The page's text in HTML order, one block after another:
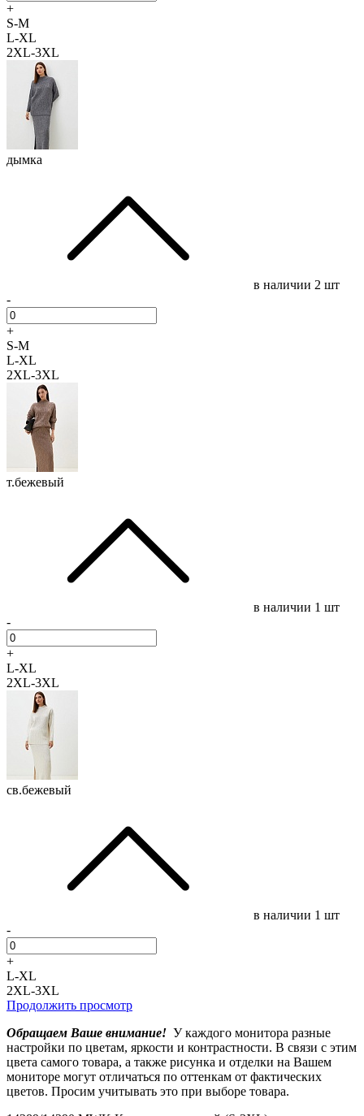
+
S-M
L-XL
2XL-3XL
дымка
в наличии 2 шт
-
+
S-M
L-XL
2XL-3XL
т.бежевый
в наличии 1 шт
-
+
L-XL
2XL-3XL
св.бежевый
в наличии 1 шт
-
+
L-XL
2XL-3XL
Продолжить просмотр
Обращаем Ваше внимание! У каждого монитора разные
настройки по цветам, яркости и контрастности. В связи с этим
цвета самого товара, а также рисунка и отделки на Вашем
мониторе могут отличаться по оттенкам от фактических
цветов. Просим учитывать это при выборе товара.